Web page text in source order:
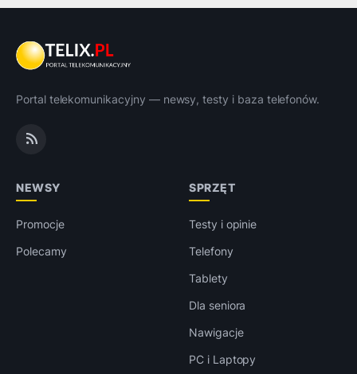
Portal telekomunikacyjny — newsy, testy i baza telefonów.
NEWSY
Promocje
Polecamy
SPRZĘT
Testy i opinie
Telefony
Tablety
Dla seniora
Nawigacje
PC i Laptopy